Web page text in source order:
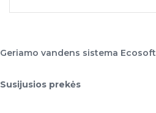
Geriamo vandens sistema Ecosoft
Susijusios prekės